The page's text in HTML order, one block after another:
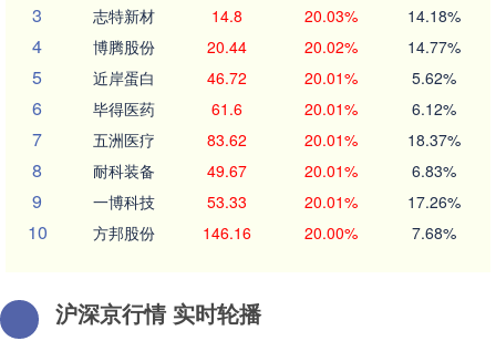
3 志特新材 14.8 20.03% 14.18%
4 博腾股份 20.44 20.02% 14.77%
5 近岸蛋白 46.72 20.01% 5.62%
6 毕得医药 61.6 20.01% 6.12%
7 五洲医疗 83.62 20.01% 18.37%
8 耐科装备 49.67 20.01% 6.83%
9 一博科技 53.33 20.01% 17.26%
10 方邦股份 146.16 20.00% 7.68%
沪深京行情 实时轮播